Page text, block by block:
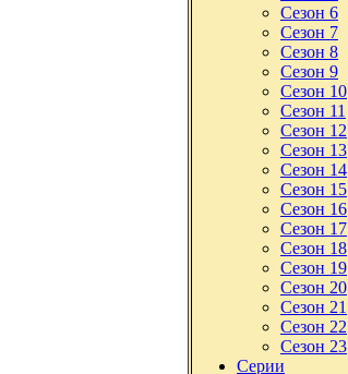
Сезон 6
Сезон 7
Сезон 8
Сезон 9
Сезон 10
Сезон 11
Сезон 12
Сезон 13
Сезон 14
Сезон 15
Сезон 16
Сезон 17
Сезон 18
Сезон 19
Сезон 20
Сезон 21
Сезон 22
Сезон 23
Серии